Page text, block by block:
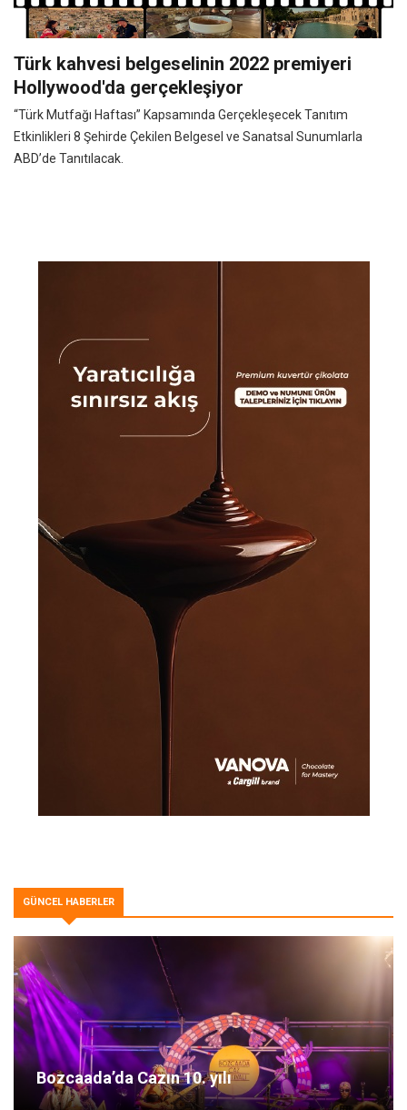
Türk kahvesi belgeselinin 2022 premiyeri
Hollywood'da gerçekleşiyor
“Türk Mutfağı Haftası” Kapsamında Gerçekleşecek Tanıtım
Etkinlikleri 8 Şehirde Çekilen Belgesel ve Sanatsal Sunumlarla
ABD’de Tanıtılacak.
GÜNCEL HABERLER
Bozcaada’da Cazın 10. yılı